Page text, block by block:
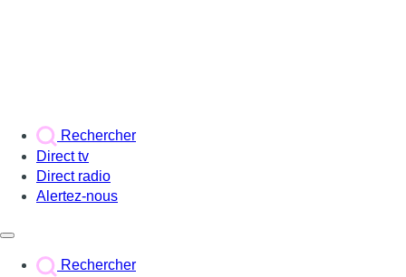
Rechercher
Direct tv
Direct radio
Alertez-nous
Rechercher